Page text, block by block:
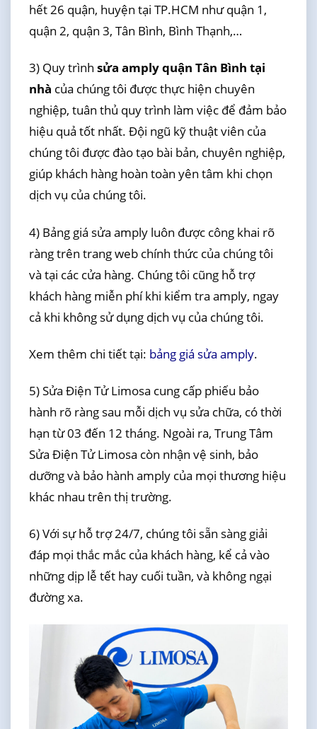
hết 26 quận, huyện tại TP.HCM như quận 1,
quận 2, quận 3, Tân Bình, Bình Thạnh,…
3) Quy trình sửa amply quận Tân Bình tại
nhà của chúng tôi được thực hiện chuyên
nghiệp, tuân thủ quy trình làm việc để đảm bảo
hiệu quả tốt nhất. Đội ngũ kỹ thuật viên của
chúng tôi được đào tạo bài bản, chuyên nghiệp,
giúp khách hàng hoàn toàn yên tâm khi chọn
dịch vụ của chúng tôi.
4) Bảng giá sửa amply luôn được công khai rõ
ràng trên trang web chính thức của chúng tôi
và tại các cửa hàng. Chúng tôi cũng hỗ trợ
khách hàng miễn phí khi kiểm tra amply, ngay
cả khi không sử dụng dịch vụ của chúng tôi.
Xem thêm chi tiết tại: bảng giá sửa amply.
5) Sửa Điện Tử Limosa cung cấp phiếu bảo
hành rõ ràng sau mỗi dịch vụ sửa chữa, có thời
hạn từ 03 đến 12 tháng. Ngoài ra, Trung Tâm
Sửa Điện Tử Limosa còn nhận vệ sinh, bảo
dưỡng và bảo hành amply của mọi thương hiệu
khác nhau trên thị trường.
6) Với sự hỗ trợ 24/7, chúng tôi sẵn sàng giải
đáp mọi thắc mắc của khách hàng, kể cả vào
những dịp lễ tết hay cuối tuần, và không ngại
đường xa.